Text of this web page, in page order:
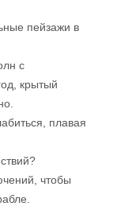
пейзажи в
с
крытый
плавая
чтобы